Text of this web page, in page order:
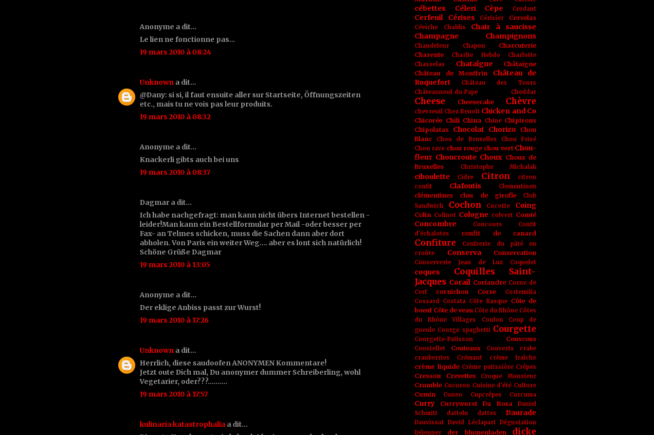
Anonyme a dit…
Le lien ne fonctionne pas...
19 mars 2010 à 08:24
Unknown a dit…
@Dany: si si, il faut ensuite aller sur Startseite, Öffnungszeiten
etc., mais tu ne vois pas leur produits.
19 mars 2010 à 08:32
Anonyme a dit…
Knackerli gibts auch bei uns
19 mars 2010 à 08:37
Dagmar a dit…
Ich habe nachgefragt: man kann nicht übers Internet bestellen -
leider!Man kann ein Bestellformular per Mail -oder besser per
Fax- an Telmes schicken, muss die Sachen dann aber dort
abholen. Von Paris ein weiter Weg.... aber es lont sich natürlich!
Schöne Grüße Dagmar
19 mars 2010 à 13:05
Anonyme a dit…
Der eklige Anbiss passt zur Wurst!
19 mars 2010 à 17:26
Unknown a dit…
Herrlich, diese saudoofen ANONYMEN Kommentare!
Jetzt oute Dich mal, Du anonymer dummer Schreiberling, wohl
Vegetarier, oder???..........
19 mars 2010 à 17:57
kulinaria katastrophalia a dit…
cébettes Céleri Cèpe Cerdant
Cerfeuil Cérises Cérisier Cervelas
Céviche Chablis
Chair à saucisse
Champagne
Champignons
Chandeleur Chapon
Charcuterie
Charente
Charlie Hebdo
Charlotte
Chasselas
Chataîgne
Châtaigne
Château de Montfrin
Château de
Roquefort
Château des Tours
Châteauneuf-du-Pape
Cheddar
Cheese Cheesecake Chèvre
chevreuil Chez Benoît Chicken and Co
Chicorée Chili China Chine Chipirons
Chipolatas
Chocolat Chorizo
Chou
Blanc
Chou de Bruxelles
Chou Frisé
Chou rave chou rouge chou vert Chou-
fleur Choucroute Choux Choux de
Bruxelles
Christophe Michalak
ciboulette Cidre Citron
citron
confit
Clafoutis Clementinen
clémentines clou de girofle
Club
Sandwich
Cochon Cocotte Coing
Colin Colinot Cologne colvert Comté
Concombre Concours
Confit
d'échalotes
confit de canard
Confiture
Confrerie du pâté en
croûte
Conserva Conservation
Conserverie Jean de Luz Coquelet
coques
Coquilles Saint-
Jacques Corail Coriandre Corne de
Cerf
cornichon Corse
Cortemilia
Cossard Costata Côte Basque Côte de
boeuf Côte de veau Côte du Rhône Côtes
du Rhône Villages
Coulon
Coup de
gueule Courge spaghetti Courgette
Courgette-Patisson Couscous
Coustellet Couteaux Couverts
crabe
cranberries
Crémant crème fraîche
crème liquide Crème patissière Crêpes
Cresson Crevettes Croque Monsieur
Crumble Cucuron Cuisine d'été Culture
Cumin Cuneo Cupcrêpes Curcuma
Curry Currywurst Da Rosa
Daniel
Schmitt
datteln dattes Daurade
Dauvissat David Léclapart Dégustation
Déjeuner
der blumenladen dicke